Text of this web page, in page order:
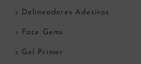
Delineadores Adesivos
Face Gems
Gel Primer